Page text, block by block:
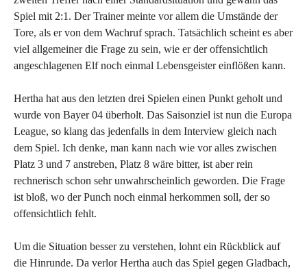
Spiel mit 2:1. Der Trainer meinte vor allem die Umstände der
Tore, als er von dem Wachruf sprach. Tatsächlich scheint es aber
viel allgemeiner die Frage zu sein, wie er der offensichtlich
angeschlagenen Elf noch einmal Lebensgeister einflößen kann.
Hertha hat aus den letzten drei Spielen einen Punkt geholt und
wurde von Bayer 04 überholt. Das Saisonziel ist nun die Europa
League, so klang das jedenfalls in dem Interview gleich nach
dem Spiel. Ich denke, man kann nach wie vor alles zwischen
Platz 3 und 7 anstreben, Platz 8 wäre bitter, ist aber rein
rechnerisch schon sehr unwahrscheinlich geworden. Die Frage
ist bloß, wo der Punch noch einmal herkommen soll, der so
offensichtlich fehlt.
Um die Situation besser zu verstehen, lohnt ein Rückblick auf
die Hinrunde. Da verlor Hertha auch das Spiel gegen Gladbach,